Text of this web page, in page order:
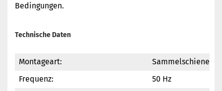
Bedingungen.
Technische Daten
Montageart:
Sammelschiene
Frequenz:
50 Hz